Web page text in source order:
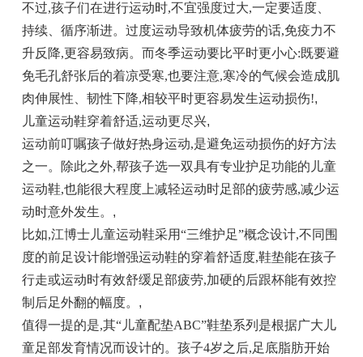
不过,孩子们在进行运动时,不宜强度过大,一定要适度、
持续、循序渐进。过度运动导致机体疲劳的话,免疫力不
升反降,更容易致病。而冬季运动要比平时更小心:既要避
免毛孔舒张后的着凉受寒,也要注意,寒冷的气候会造成肌
肉伸展性、韧性下降,相较平时更容易发生运动损伤!,
儿童运动鞋穿着舒适,运动更尽兴,
运动前叮嘱孩子做好热身运动,是避免运动损伤的好方法
之一。除此之外,帮孩子选一双具有专业护足功能的儿童
运动鞋,也能很大程度上减轻运动时足部的疲劳感,减少运
动时意外发生。 ,
比如,江博士儿童运动鞋采用“三维护足”概念设计,不同围
度的前足设计能增强运动鞋的穿着舒适度,鞋垫能在孩子
行走或运动时有效舒缓足部疲劳,加硬的后跟杯能有效控
制后足外翻的幅度。 ,
值得一提的是,其“儿童配垫ABC”鞋垫系列是根据广大儿
童足部发育情况而设计的。孩子4岁之后,足底脂肪开始